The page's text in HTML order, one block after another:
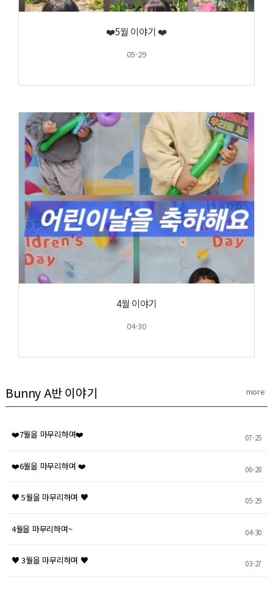
❤️5월 이야기 ❤️
05-29
4월 이야기
04-30
Bunny A반 이야기
❤️7월을 마무리하며❤️ 07-25
❤️6월을 마무리하며 ❤️ 06-28
♥ 5월을 마무리하며 ♥ 05-29
4월을 마무리하며~ 04-30
♥ 3월을 마무리하며 ♥ 03-27
more